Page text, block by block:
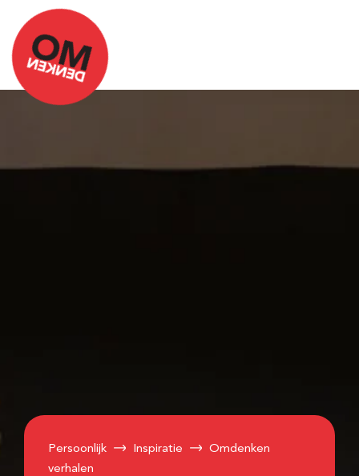
Persoonlijk Inspiratie
Omdenken
verhalen